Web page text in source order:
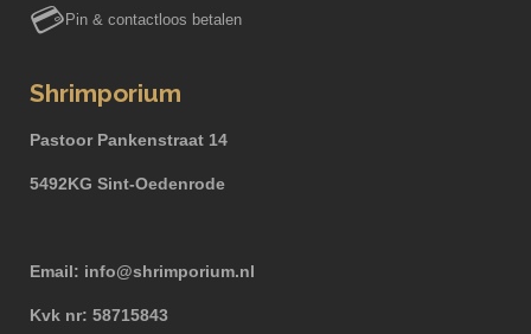
💳 Pin & contactloos betalen
Shrimporium
Pastoor Pankenstraat 14
5492KG Sint-Oedenrode
Email: info@shrimporium.nl
Kvk nr: 58715843